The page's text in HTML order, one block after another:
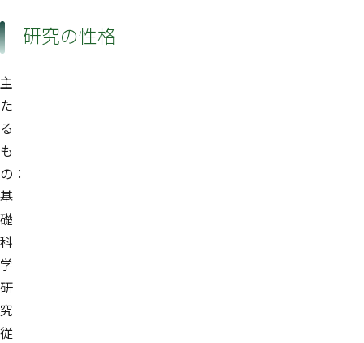
研究の性格
主
た
る
も
の：
基
礎
科
学
研
究
従